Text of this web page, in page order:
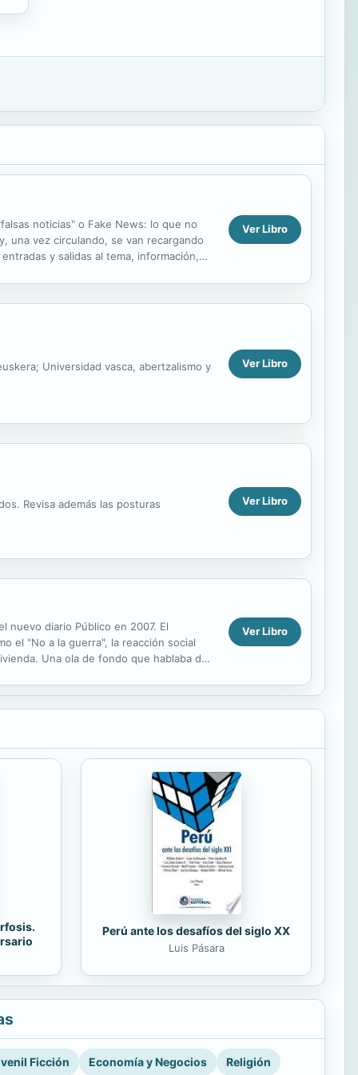
noticias" o Fake News: lo que no
una vez circulando, se van recargando
y salidas al tema, información,
Ver Libro
Universidad vasca, abertzalismo y Ver Libro
Revisa además las posturas Ver Libro
nuevo diario Público en 2007. El
el "No a la guerra", la reacción social
Una ola de fondo que hablaba de
Ver Libro
Perú ante los desafíos del siglo XX
Luis Pásara
Ficción Economía y Negocios Religión